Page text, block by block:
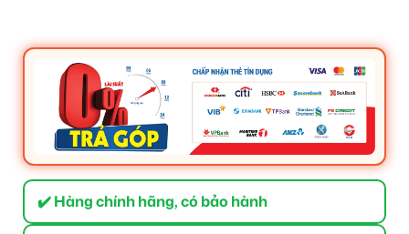
✔️ Hàng chính hãng, có bảo hành